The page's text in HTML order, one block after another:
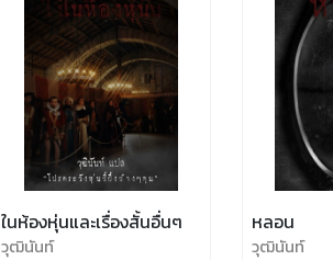
ในห้องหุ่นและเรื่องสั้นอื่นๆ
วุฒินันท์
หลอน
วุฒินันท์